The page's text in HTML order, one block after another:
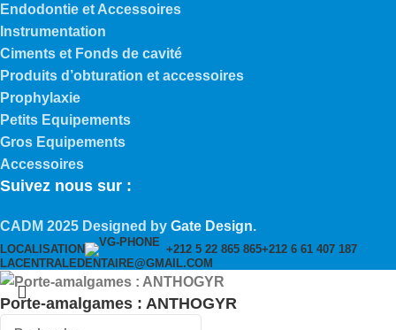
Endodontie et Accessoires
Instrumentation
Ciments et Fonds de cavité
Produits d’obturation et accessoires
Prophylaxie
Petits Equipements
Gros Equipements
Accessoires
Suivez nous sur :
CADM 2025 Designed by Gate Design.
LOCALISATION +212 5 22 865 865+212 6 61 407 187
LACENTRALEDENTAIRE@GMAIL.COM
Porte-amalgames : ANTHOGYR